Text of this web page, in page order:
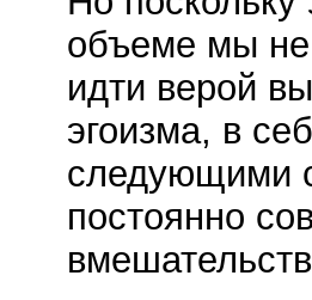
объеме мы не
идти верой
эгоизма, в
следующими
постоянно